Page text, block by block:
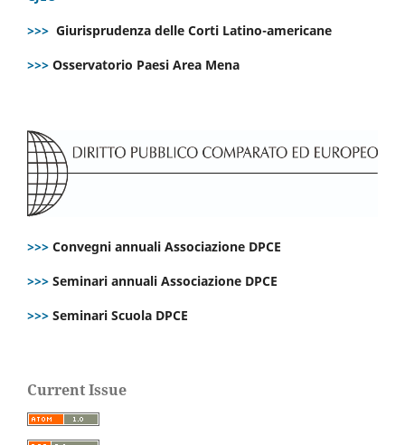
>>> Giurisprudenza delle Corti Latino-americane
>>> Osservatorio Paesi Area Mena
>>> Convegni annuali Associazione DPCE
>>> Seminari annuali Associazione DPCE
>>> Seminari Scuola DPCE
Current Issue